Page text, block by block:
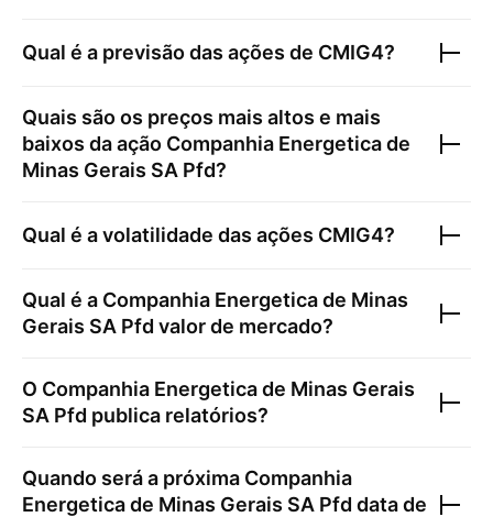
Qual é a previsão das ações de CMIG4?
Quais são os preços mais altos e mais
baixos da ação Companhia Energetica de
Minas Gerais SA Pfd?
Qual é a volatilidade das ações CMIG4?
Qual é a Companhia Energetica de Minas
Gerais SA Pfd valor de mercado?
O Companhia Energetica de Minas Gerais
SA Pfd publica relatórios?
Quando será a próxima Companhia
Energetica de Minas Gerais SA Pfd data de